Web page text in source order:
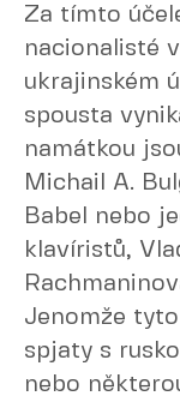
Za tímto
nacionalisté
ukrajinském
spousta
namátkou
Michail A.
Babel nebo
klavíristů,
Jenomže
spjaty s
nebo